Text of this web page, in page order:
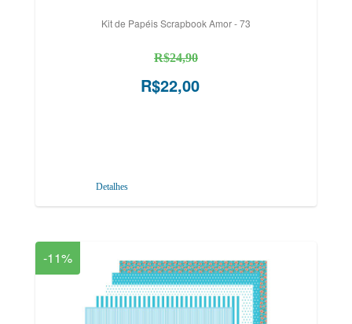
Kit de Papéis Scrapbook Amor - 73
R$24,90
R$22,00
Detalhes
-11%